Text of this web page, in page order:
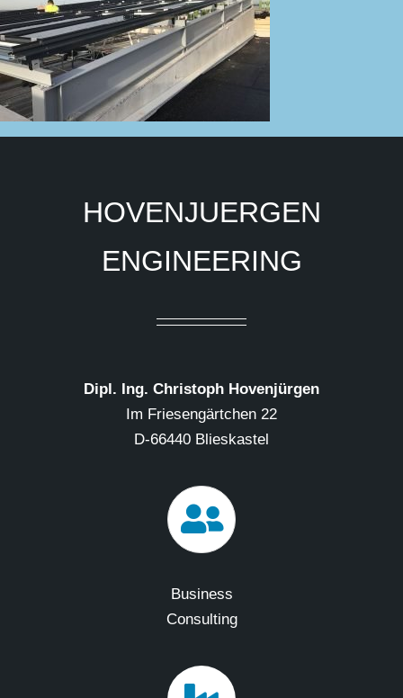
HOVENJUERGEN
ENGINEERING
Dipl. Ing. Christoph Hovenjürgen
Im Friesengärtchen 22
D-66440 Blieskastel
Business
Consulting